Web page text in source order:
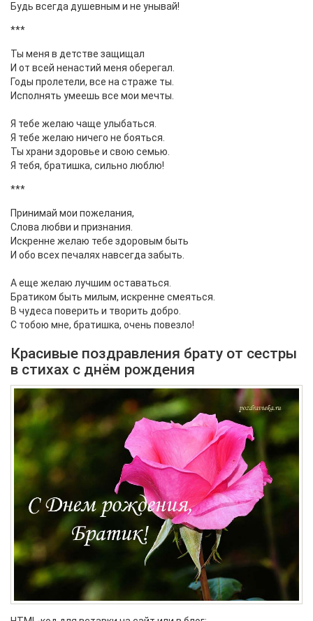
Будь всегда душевным и не унывай!
***
Ты меня в детстве защищал
И от всей ненастий меня оберегал.
Годы пролетели, все на страже ты.
Исполнять умеешь все мои мечты.
Я тебе желаю чаще улыбаться.
Я тебе желаю ничего не бояться.
Ты храни здоровье и свою семью.
Я тебя, братишка, сильно люблю!
***
Принимай мои пожелания,
Слова любви и признания.
Искренне желаю тебе здоровым быть
И обо всех печалях навсегда забыть.
А еще желаю лучшим оставаться.
Братиком быть милым, искренне смеяться.
В чудеса поверить и творить добро.
С тобою мне, братишка, очень повезло!
Красивые поздравления брату от сестры
в стихах с днём рождения